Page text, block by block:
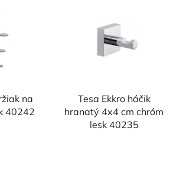
na
40242
Tesa Ekkro háčik
hranatý 4x4 cm chróm
lesk 40235